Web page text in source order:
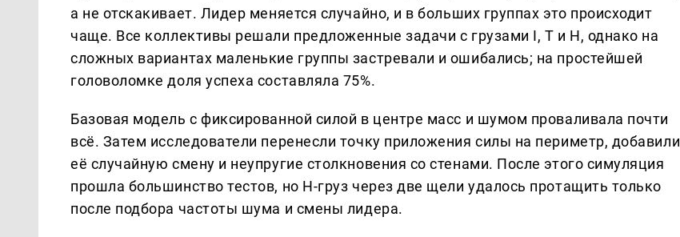
а не отскакивает. Лидер меняется случайно, и в больших группах это происходит
чаще. Все коллективы решали предложенные задачи с грузами I, T и H, однако на
сложных вариантах маленькие группы застревали и ошибались; на простейшей
головоломке доля успеха составляла 75%.
Базовая модель с фиксированной силой в центре масс и шумом проваливала почти
всё. Затем исследователи перенесли точку приложения силы на периметр, добавили
её случайную смену и неупругие столкновения со стенами. После этого симуляция
прошла большинство тестов, но H-груз через две щели удалось протащить только
после подбора частоты шума и смены лидера.